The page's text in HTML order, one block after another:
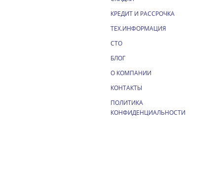
КРЕДИТ И РАССРОЧКА
ТЕХ.ИНФОРМАЦИЯ
СТО
БЛОГ
О КОМПАНИИ
КОНТАКТЫ
ПОЛИТИКА
КОНФИДЕНЦИАЛЬНОСТИ